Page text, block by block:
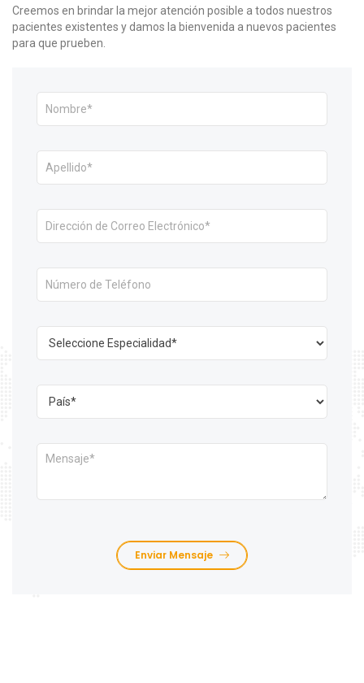
Creemos en brindar la mejor atención posible a todos nuestros
pacientes existentes y damos la bienvenida a nuevos pacientes
para que prueben.
Enviar Mensaje